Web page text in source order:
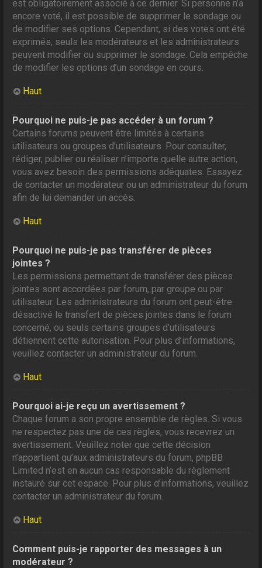
est obligatoirement associé à ce dernier. Si personne n’a
encore voté, il est possible de supprimer le sondage ou
de modifier ses options. Cependant, si des votes ont été
exprimés, seuls les modérateurs et les administrateurs
peuvent modifier ou supprimer le sondage. Cela empêche
de modifier les options d’un sondage en cours.
Haut
Pourquoi ne puis-je pas accéder à un forum ?
Certains forums peuvent être limités à certains
utilisateurs ou groupes d’utilisateurs. Pour consulter,
rédiger, publier ou réaliser n’importe quelle autre action,
vous avez besoin des permissions adéquates. Essayez
de contacter un modérateur ou un administrateur du forum
afin de lui demander un accès.
Haut
Pourquoi ne puis-je pas transférer de pièces
jointes ?
Les permissions permettant de transférer des pièces
jointes sont accordées par forum, par groupe ou par
utilisateur. Les administrateurs du forum ont peut-être
désactivé le transfert de pièces jointes dans le forum
concerné, ou seuls certains groupes d’utilisateurs
détiennent cette autorisation. Pour plus d’informations,
veuillez contacter un administrateur du forum.
Haut
Pourquoi ai-je reçu un avertissement ?
Chaque forum a son propre ensemble de règles. Si vous
ne respectez pas une de ces règles, vous recevrez un
avertissement. Veuillez noter que cette décision
n’appartient qu’aux administrateurs du forum, phpBB
Limited n’est en aucun cas responsable du règlement
instauré sur cet espace. Pour plus d’informations, veuillez
contacter un administrateur du forum.
Haut
Comment puis-je rapporter des messages à un
modérateur ?